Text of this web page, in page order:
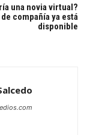
una novia virtual?
compañía ya está
disponible